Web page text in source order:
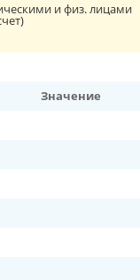
и физ. лицами
Значение